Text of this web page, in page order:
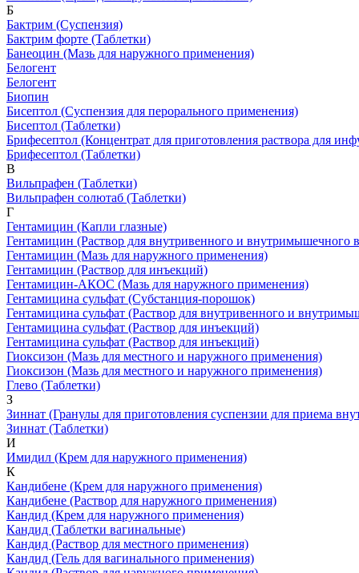
Б
Бактрим (Суспензия)
Бактрим форте (Таблетки)
Банеоцин (Мазь для наружного применения)
Белогент
Белогент
Биопин
Бисептол (Суспензия для перорального применения)
Бисептол (Таблетки)
Брифесептол (Концентрат для приготовления раствора для
Брифесептол (Таблетки)
В
Вильпрафен (Таблетки)
Вильпрафен солютаб (Таблетки)
Г
Гентамицин (Капли глазные)
Гентамицин (Раствор для внутривенного и внутримышечного
Гентамицин (Мазь для наружного применения)
Гентамицин (Раствор для инъекций)
Гентамицин-АКОС (Мазь для наружного применения)
Гентамицина сульфат (Субстанция-порошок)
Гентамицина сульфат (Раствор для внутривенного и
Гентамицина сульфат (Раствор для инъекций)
Гентамицина сульфат (Раствор для инъекций)
Гиоксизон (Мазь для местного и наружного применения)
Гиоксизон (Мазь для местного и наружного применения)
Глево (Таблетки)
З
Зиннат (Гранулы для приготовления суспензии для приема
Зиннат (Таблетки)
И
Имидил (Крем для наружного применения)
К
Кандибене (Крем для наружного применения)
Кандибене (Раствор для наружного применения)
Кандид (Крем для наружного применения)
Кандид (Таблетки вагинальные)
Кандид (Раствор для местного применения)
Кандид (Гель для вагинального применения)